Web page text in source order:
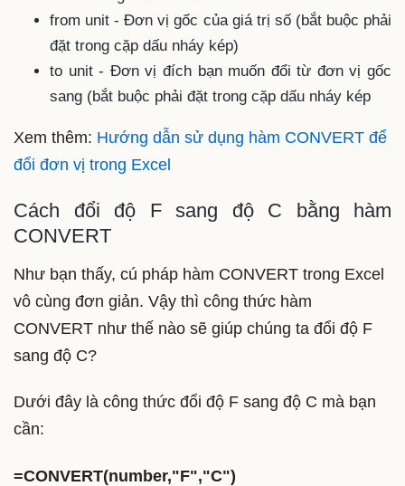
from unit - Đơn vị gốc của giá trị số (bắt buộc phải
đặt trong cặp dấu nháy kép)
to unit - Đơn vị đích bạn muốn đổi từ đơn vị gốc
sang (bắt buộc phải đặt trong cặp dấu nháy kép
Xem thêm: Hướng dẫn sử dụng hàm CONVERT để
đổi đơn vị trong Excel
Cách đổi độ F sang độ C bằng hàm
CONVERT
Như bạn thấy, cú pháp hàm CONVERT trong Excel
vô cùng đơn giản. Vậy thì công thức hàm
CONVERT như thế nào sẽ giúp chúng ta đổi độ F
sang độ C?
Dưới đây là công thức đổi độ F sang độ C mà bạn
cần:
=CONVERT(number,"F","C")